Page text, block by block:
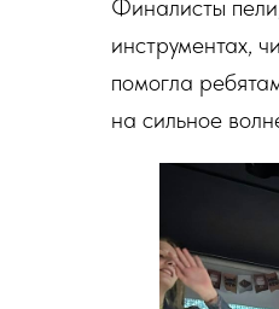
Финалисты
инструментах,
помогла
на сильное